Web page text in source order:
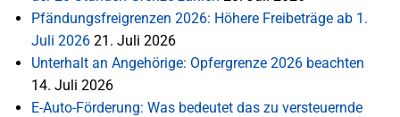
Pfändungsfreigrenzen 2026: Höhere Freibeträge ab 1.
Juli 2026 21. Juli 2026
Unterhalt an Angehörige: Opfergrenze 2026 beachten
14. Juli 2026
E-Auto-Förderung: Was bedeutet das zu versteuernde